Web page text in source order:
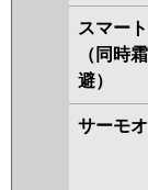
スマー
（同時
避）
サーモ